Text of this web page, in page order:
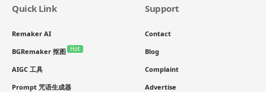
Quick Link
Remaker AI
BGRemaker 抠图 Hot
AIGC 工具
Prompt 咒语生成器
Support
Contact
Blog
Complaint
Advertise